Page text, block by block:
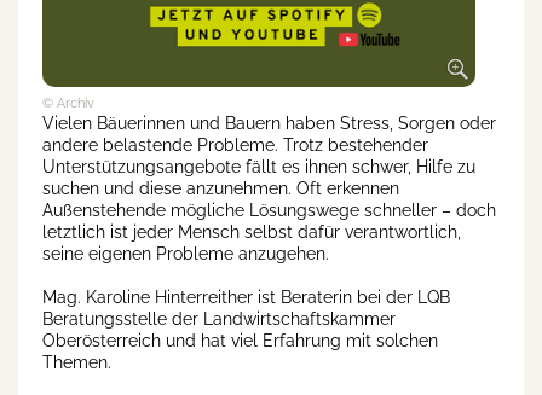
© Archiv
Vielen Bäuerinnen und Bauern haben Stress, Sorgen oder
andere belastende Probleme. Trotz bestehender
Unterstützungsangebote fällt es ihnen schwer, Hilfe zu
suchen und diese anzunehmen. Oft erkennen
Außenstehende mögliche Lösungswege schneller – doch
letztlich ist jeder Mensch selbst dafür verantwortlich,
seine eigenen Probleme anzugehen.
Mag. Karoline Hinterreither ist Beraterin bei der LQB
Beratungsstelle der Landwirtschaftskammer
Oberösterreich und hat viel Erfahrung mit solchen
Themen.